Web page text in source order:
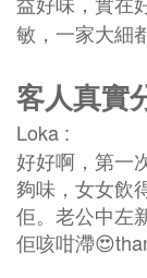
敏，一家大細
客人真實
Loka :
好好啊，第一
夠味，女女飲
佢。老公中左
佢咳咁滯